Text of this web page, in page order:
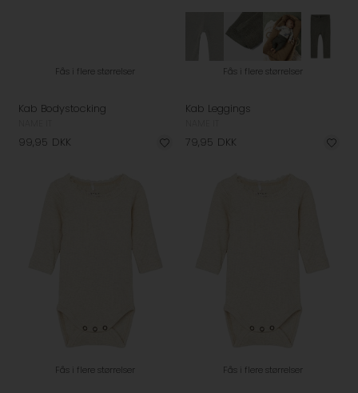
Fås i flere størrelser
Kab Bodystocking
99,95 DKK
Fås i flere størrelser
Kab Leggings
79,95 DKK
Fås i flere størrelser Fås i flere størrelser